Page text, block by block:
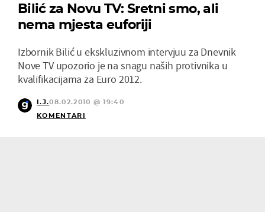
Bilić za Novu TV: Sretni smo, ali
nema mjesta euforiji
Izbornik Bilić u ekskluzivnom intervjuu za Dnevnik
Nove TV upozorio je na snagu naših protivnika u
kvalifikacijama za Euro 2012.
I.J.08.02.2010 @ 19:40
KOMENTARI